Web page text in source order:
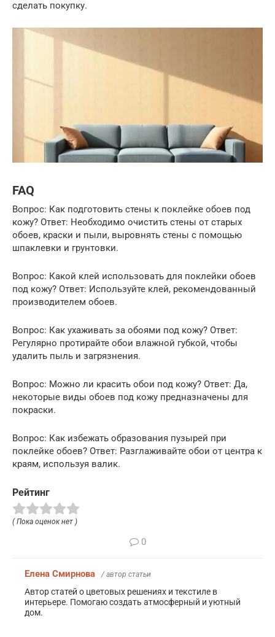
сделать покупку.
FAQ
Вопрос: Как подготовить стены к поклейке обоев под
кожу? Ответ: Необходимо очистить стены от старых
обоев, краски и пыли, выровнять стены с помощью
шпаклевки и грунтовки.
Вопрос: Какой клей использовать для поклейки обоев
под кожу? Ответ: Используйте клей, рекомендованный
производителем обоев.
Вопрос: Как ухаживать за обоями под кожу? Ответ:
Регулярно протирайте обои влажной губкой, чтобы
удалить пыль и загрязнения.
Вопрос: Можно ли красить обои под кожу? Ответ: Да,
некоторые виды обоев под кожу предназначены для
покраски.
Вопрос: Как избежать образования пузырей при
поклейке обоев? Ответ: Разглаживайте обои от центра к
краям, используя валик.
Рейтинг
( Пока оценок нет )
0
Елена Смирнова / автор статьи
Автор статей о цветовых решениях и текстиле в
интерьере. Помогаю создать атмосферный и уютный
дом.